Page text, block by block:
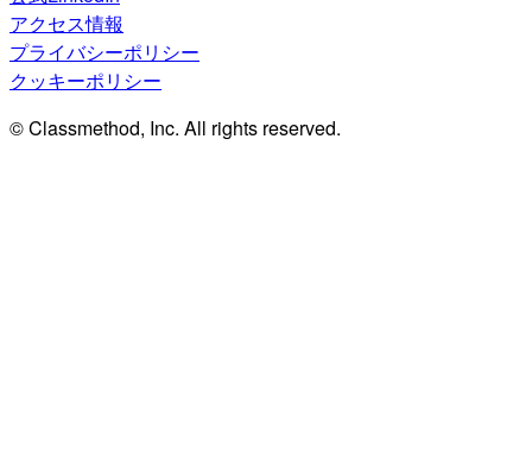
アクセス情報
プライバシーポリシー
クッキーポリシー
© Classmethod, Inc. All rights reserved.